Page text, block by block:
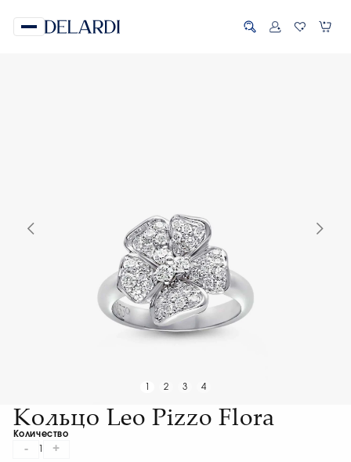
2 3 4
Кольцо Leo Pizzo Flora
Количество
- +